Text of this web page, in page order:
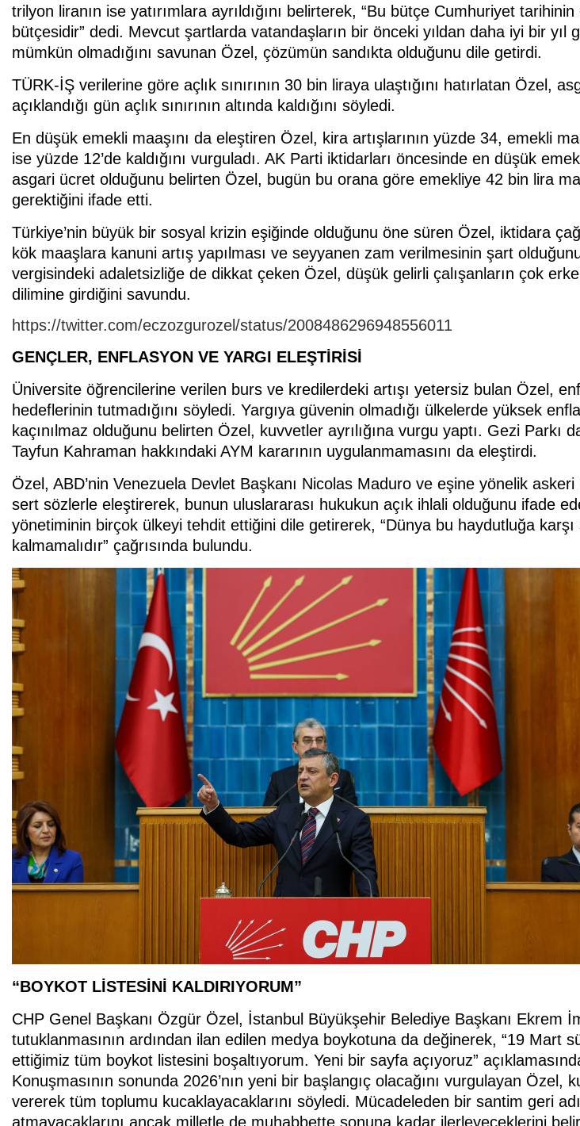
trilyon liranın ise yatırımlara ayrıldığını belirterek, “Bu bütçe Cumhuriyet
bütçesidir” dedi. Mevcut şartlarda vatandaşların bir önceki yıldan daha iyi bir yıl
mümkün olmadığını savunan Özel, çözümün sandıkta olduğunu dile getirdi.
TÜRK-İŞ verilerine göre açlık sınırının 30 bin liraya ulaştığını hatırlatan Özel,
açıklandığı gün açlık sınırının altında kaldığını söyledi.
En düşük emekli maaşını da eleştiren Özel, kira artışlarının yüzde 34, emekli
ise yüzde 12’de kaldığını vurguladı. AK Parti iktidarları öncesinde en düşük
asgari ücret olduğunu belirten Özel, bugün bu orana göre emekliye 42 bin lira
gerektiğini ifade etti.
Türkiye’nin büyük bir sosyal krizin eşiğinde olduğunu öne süren Özel, iktidara
kök maaşlara kanuni artış yapılması ve seyyanen zam verilmesinin şart
vergisindeki adaletsizliğe de dikkat çeken Özel, düşük gelirli çalışanların çok
dilimine girdiğini savundu.
https://twitter.com/eczozgurozel/status/2008486296948556011
GENÇLER, ENFLASYON VE YARGI ELEŞTİRİSİ
Üniversite öğrencilerine verilen burs ve kredilerdeki artışı yetersiz bulan Özel,
hedeflerinin tutmadığını söyledi. Yargıya güvenin olmadığı ülkelerde yüksek
kaçınılmaz olduğunu belirten Özel, kuvvetler ayrılığına vurgu yaptı. Gezi Parkı
Tayfun Kahraman hakkındaki AYM kararının uygulanmamasını da eleştirdi.
Özel, ABD’nin Venezuela Devlet Başkanı Nicolas Maduro ve eşine yönelik
sert sözlerle eleştirerek, bunun uluslararası hukukun açık ihlali olduğunu ifade
yönetiminin birçok ülkeyi tehdit ettiğini dile getirerek, “Dünya bu haydutluğa karşı
kalmamalıdır” çağrısında bulundu.
“BOYKOT LİSTESİNİ KALDIRIYORUM”
CHP Genel Başkanı Özgür Özel, İstanbul Büyükşehir Belediye Başkanı Ekrem
tutuklanmasının ardından ilan edilen medya boykotuna da değinerek, “19 Mart
ettiğimiz tüm boykot listesini boşaltıyorum. Yeni bir sayfa açıyoruz”
Konuşmasının sonunda 2026’nın yeni bir başlangıç olacağını vurgulayan Özel,
vererek tüm toplumu kucaklayacaklarını söyledi. Mücadeleden bir santim geri
atmayacaklarını ancak milletle de muhabbette sonuna kadar ilerleyeceklerini